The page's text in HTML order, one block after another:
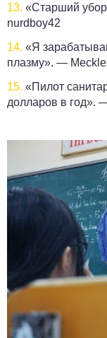
13. «Старший
nurdboy42
14. «Я
плазму». —
15. «Пилот
долларов в год».